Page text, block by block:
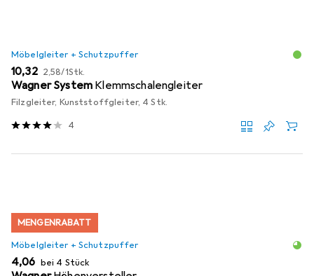
Möbelgleiter + Schutzpuffer
EUR
10,32 EUR
2,58/1Stk.
Wagner System Klemmschalengleiter
Filzgleiter, Kunststoffgleiter, 4 Stk.
4
MENGENRABATT
Möbelgleiter + Schutzpuffer
EUR
4,06 bei 4 Stück